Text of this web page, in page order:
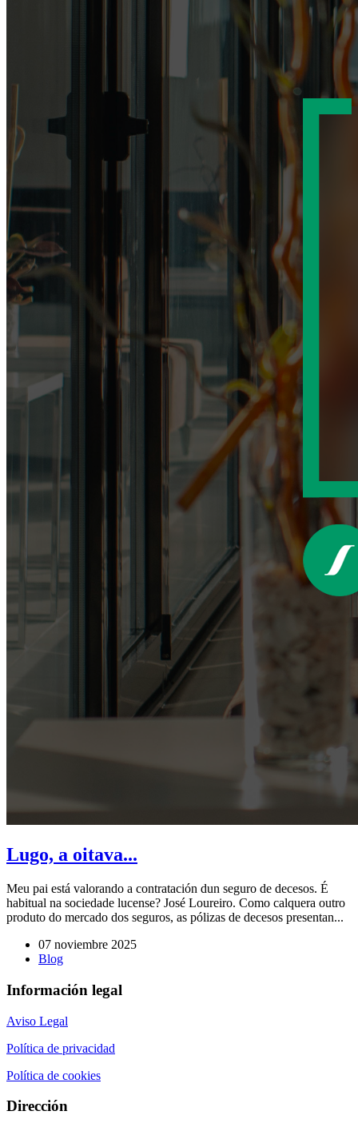
Lugo, a oitava...
Meu pai está valorando a contratación dun seguro de decesos. É
habitual na sociedade lucense? José Loureiro. Como calquera outro
produto do mercado dos seguros, as pólizas de decesos presentan...
07 noviembre 2025
Blog
Información legal
Aviso Legal
Política de privacidad
Política de cookies
Dirección